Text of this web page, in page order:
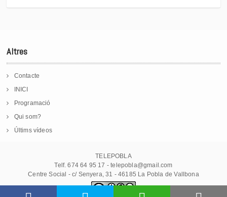
Altres
Contacte
INICI
Programació
Qui som?
Últims vídeos
TELEPOBLA
Telf. 674 64 95 17 - telepobla@gmail.com
Centre Social - c/ Senyera, 31 - 46185 La Pobla de Vallbona